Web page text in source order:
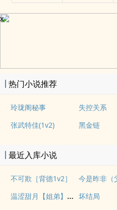
x
热门小说推荐
玲珑阁秘事 失控关系
张武特佳(1v2)
黑金链
最近入库小说
不可欺［背德1v2］ 今是昨非（
温涩甜月【姐弟】【1v1】 坏结局